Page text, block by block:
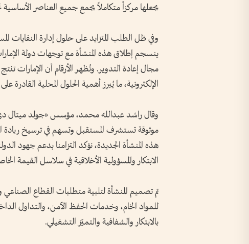
يجعلها مركزاً متكاملاً يجمع جميع العناصر
وفي ظل الطلب المتزايد على حلول إدارة النفايات
ينسجم إطلاق هذه المنشأة مع توجهات دولة
الإلكترونية، ما يُبرز أهمية الحلول المحلية
وقال راشد عبدالله محمد، مؤسس «جولد ميتال
موثوقة تستشرف المستقبل وتسهم في ترسيخ ريادة
هذه المنشأة الجديدة، نؤكد التزامنا بدعم جهود
الابتكار والمسؤولية الأخلاقية في سلاسل القيمة
تم تصميم المنشأة لتلبية متطلبات القطاع
للمواد الخام، وخدمات الحفظ الآمن، والتداول
بالابتكار والشفافية والتميّز التشغيلي.